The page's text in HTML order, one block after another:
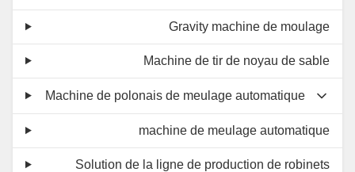
Gravity machine de moulage
Machine de tir de noyau de sable
Machine de polonais de meulage automatique
machine de meulage automatique
Solution de la ligne de production de robinets